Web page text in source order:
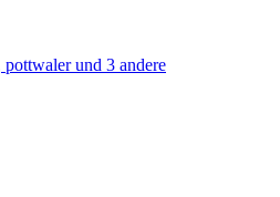
pottwalerund 3 andere